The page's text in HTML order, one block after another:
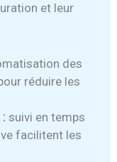
et leur
des
réduire les
suivi en temps
facilitent les